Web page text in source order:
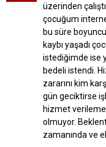
üzerinden
çocuğum
bu süre
kaybı yaşadı
istediğimde ise
bedeli istendi.
zararını kim
gün geciktirse
hizmet
olmuyor.
zamanında ve